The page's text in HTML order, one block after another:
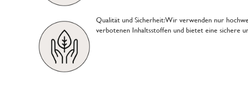
Qualität und Sicherheit: Wir verwenden nur
verbotenen Inhaltsstoffen und bietet eine sichere